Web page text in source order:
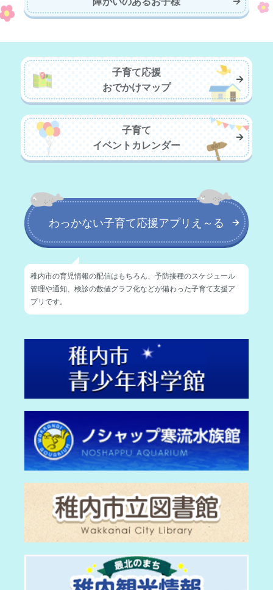
子育て応援
おでかけマップ
子育て
イベントカレンダー
わっかない子育て応援アプリえ～る
稚内市の育児情報の配信はもちろん、予防接種のスケジュール
管理や通知、検診の数値グラフ化などが備わった子育て支援ア
プリです。